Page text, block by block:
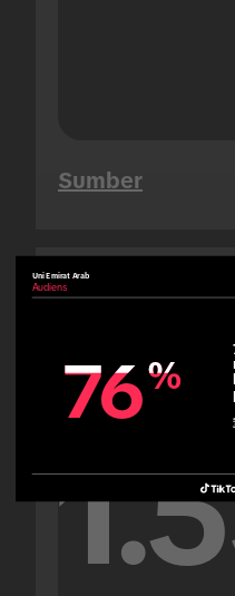
Sumber
Uni Emirat Arab
Uni Emirat Arab
Audiens
76%
76%